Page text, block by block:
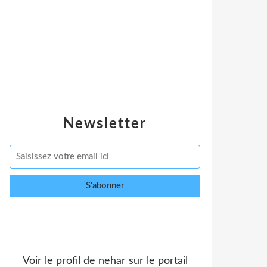
Newsletter
Voir le profil de neharsur le portail